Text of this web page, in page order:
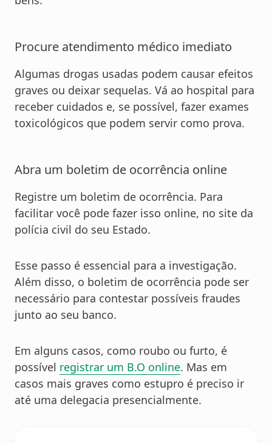
Procure atendimento médico imediato
Algumas drogas usadas podem causar efeitos
graves ou deixar sequelas. Vá ao hospital para
receber cuidados e, se possível, fazer exames
toxicológicos que podem servir como prova.
Abra um boletim de ocorrência online
Registre um boletim de ocorrência. Para
facilitar você pode fazer isso online, no site da
polícia civil do seu Estado.
Esse passo é essencial para a investigação.
Além disso, o boletim de ocorrência pode ser
necessário para contestar possíveis fraudes
junto ao seu banco.
Em alguns casos, como roubo ou furto, é
possível registrar um B.O online. Mas em
casos mais graves como estupro é preciso ir
até uma delegacia presencialmente.